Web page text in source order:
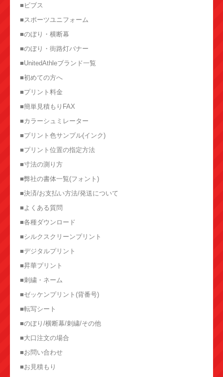
■ビブス
■スポーツユニフォーム
■のぼり・横断幕
■のぼり・街路灯バナー
■UnitedAthleブランド一覧
■初めての方へ
■プリント料金
■簡単見積もりFAX
■カラーシュミレーター
■プリント色サンプル(インク)
■プリント位置の指定方法
■寸法の測り方
■弊社の書体一覧(フォント)
■決済/お支払い方法/発送について
■よくある質問
■各種ダウンロード
■シルクスクリーンプリント
■デジタルプリント
■昇華プリント
■刺繍・ネーム
■ゼッケンプリント(背番号)
■転写シート
■のぼり/横断幕/刺繍/その他
■大口注文の場合
■お問い合わせ
■お見積もり